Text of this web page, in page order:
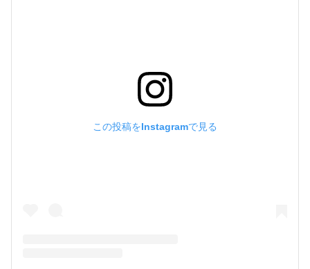
この投稿をInstagramで見る